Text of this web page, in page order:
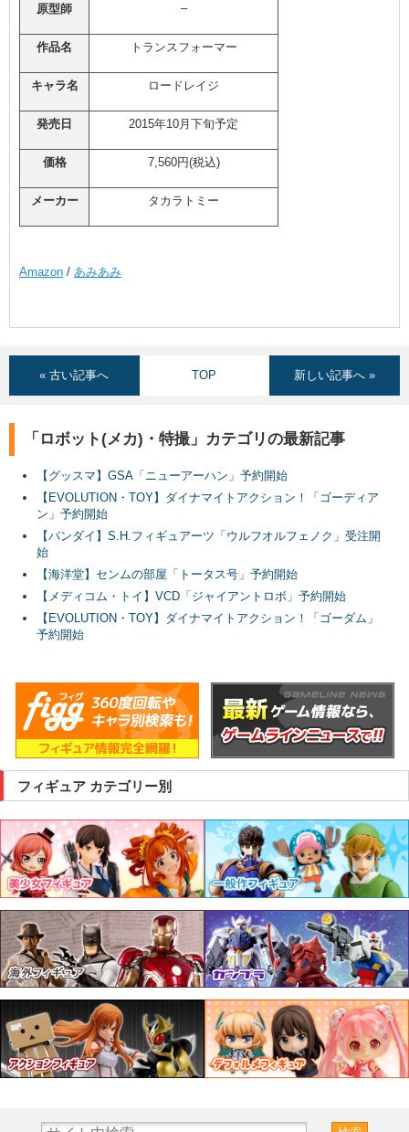
原型師
–
作品名 トランスフォーマー
キャラ名 ロードレイジ
発売日 2015年10月下旬予定
価格 7,560円(税込)
メーカー タカラトミー
Amazon / あみあみ
« 古い記事へ TOP 新しい記事へ »
「ロボット(メカ)・特撮」カテゴリの最新記事
【グッスマ】GSA「ニューアーハン」予約開始
【EVOLUTION・TOY】ダイナマイトアクション！「ゴーディア
ン」予約開始
【バンダイ】S.H.フィギュアーツ「ウルフオルフェノク」受注開
始
【海洋堂】センムの部屋「トータス号」予約開始
【メディコム・トイ】VCD「ジャイアントロボ」予約開始
【EVOLUTION・TOY】ダイナマイトアクション！「ゴーダム」
予約開始
フィギュア カテゴリー別